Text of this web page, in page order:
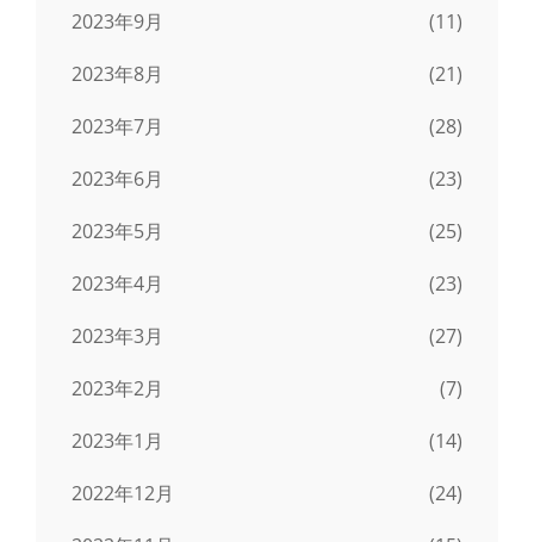
2023年9月
(11)
2023年8月
(21)
2023年7月
(28)
2023年6月
(23)
2023年5月
(25)
2023年4月
(23)
2023年3月
(27)
2023年2月
(7)
2023年1月
(14)
2022年12月
(24)